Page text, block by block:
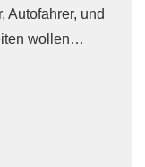
Autofahrer, und
wollen…